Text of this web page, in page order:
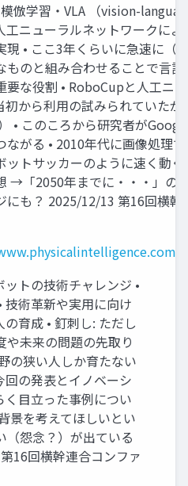
倣学習・VLA （vision-
工ニューラルネットワークに
現 • ここ3年くらいに急速に（
ものと組み合わせることで言語
要な役割 • RoboCupと人工ニ
初から利用の試みられていた
• このころから研究者が
がる • 2010年代に画像処理で
ットサッカーのように速く動
→「2050年までに・・・」の
にも？ 2025/12/13 第16回横幹
ットの技術チャレンジ •
技術革新や実用に向け
の育成 • 釘刺し: ただし
や未来の問題の先取り
の狭い人しか育たない
回の発表とイノベーシ
く目立った事例につい
景を考えてほしいとい
（怨念？）が出ている
16回横幹連合コンファ